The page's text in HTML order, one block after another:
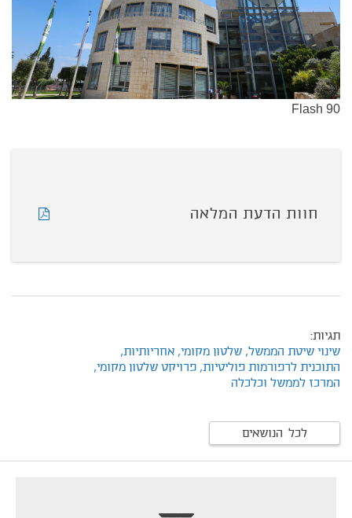
Flash 90
חוות הדעת המלאה
תגיות:
שינוי שיטת הממשל, שלטון מקומי, אחריותיות,
התוכנית לרפורמות פוליטיות, פרויקט שלטון מקומי,
המרכז לממשל וכלכלה
לכל הנושאים